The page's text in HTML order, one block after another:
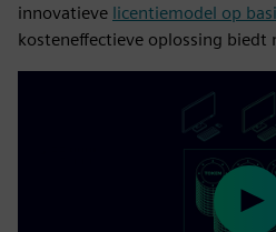
innovatieve licentiemodel op
kosteneffectieve oplossing